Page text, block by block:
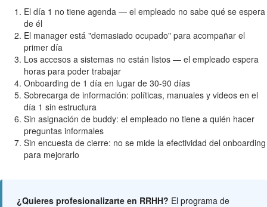
El día 1 no tiene agenda — el empleado no sabe qué se espera
de él
El manager está "demasiado ocupado" para acompañar el
primer día
Los accesos a sistemas no están listos — el empleado espera
horas para poder trabajar
Onboarding de 1 día en lugar de 30-90 días
Sobrecarga de información: políticas, manuales y videos en el
día 1 sin estructura
Sin asignación de buddy: el empleado no tiene a quién hacer
preguntas informales
Sin encuesta de cierre: no se mide la efectividad del onboarding
para mejorarlo
¿Quieres profesionalizarte en RRHH? El programa de